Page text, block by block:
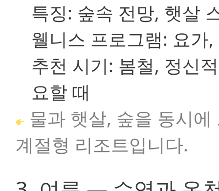
특징: 숲속 전망, 햇살
웰니스 프로그램: 요가
추천 시기: 봄철, 정신
요할 때
물과 햇살, 숲을 동시
계절형 리조트입니다.